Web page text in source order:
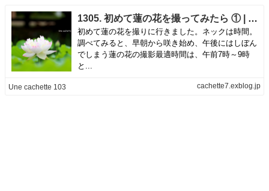
1305. 初めて蓮の花を撮ってみたら ① | Une cachette 103
初めて蓮の花を撮りに行きました。ネックは時間。
調べてみると、早朝から咲き始め、午後にはしぼん
でしまう蓮の花の撮影最適時間は、午前7時～9時
と...
Une cachette 103 cachette7.exblog.jp